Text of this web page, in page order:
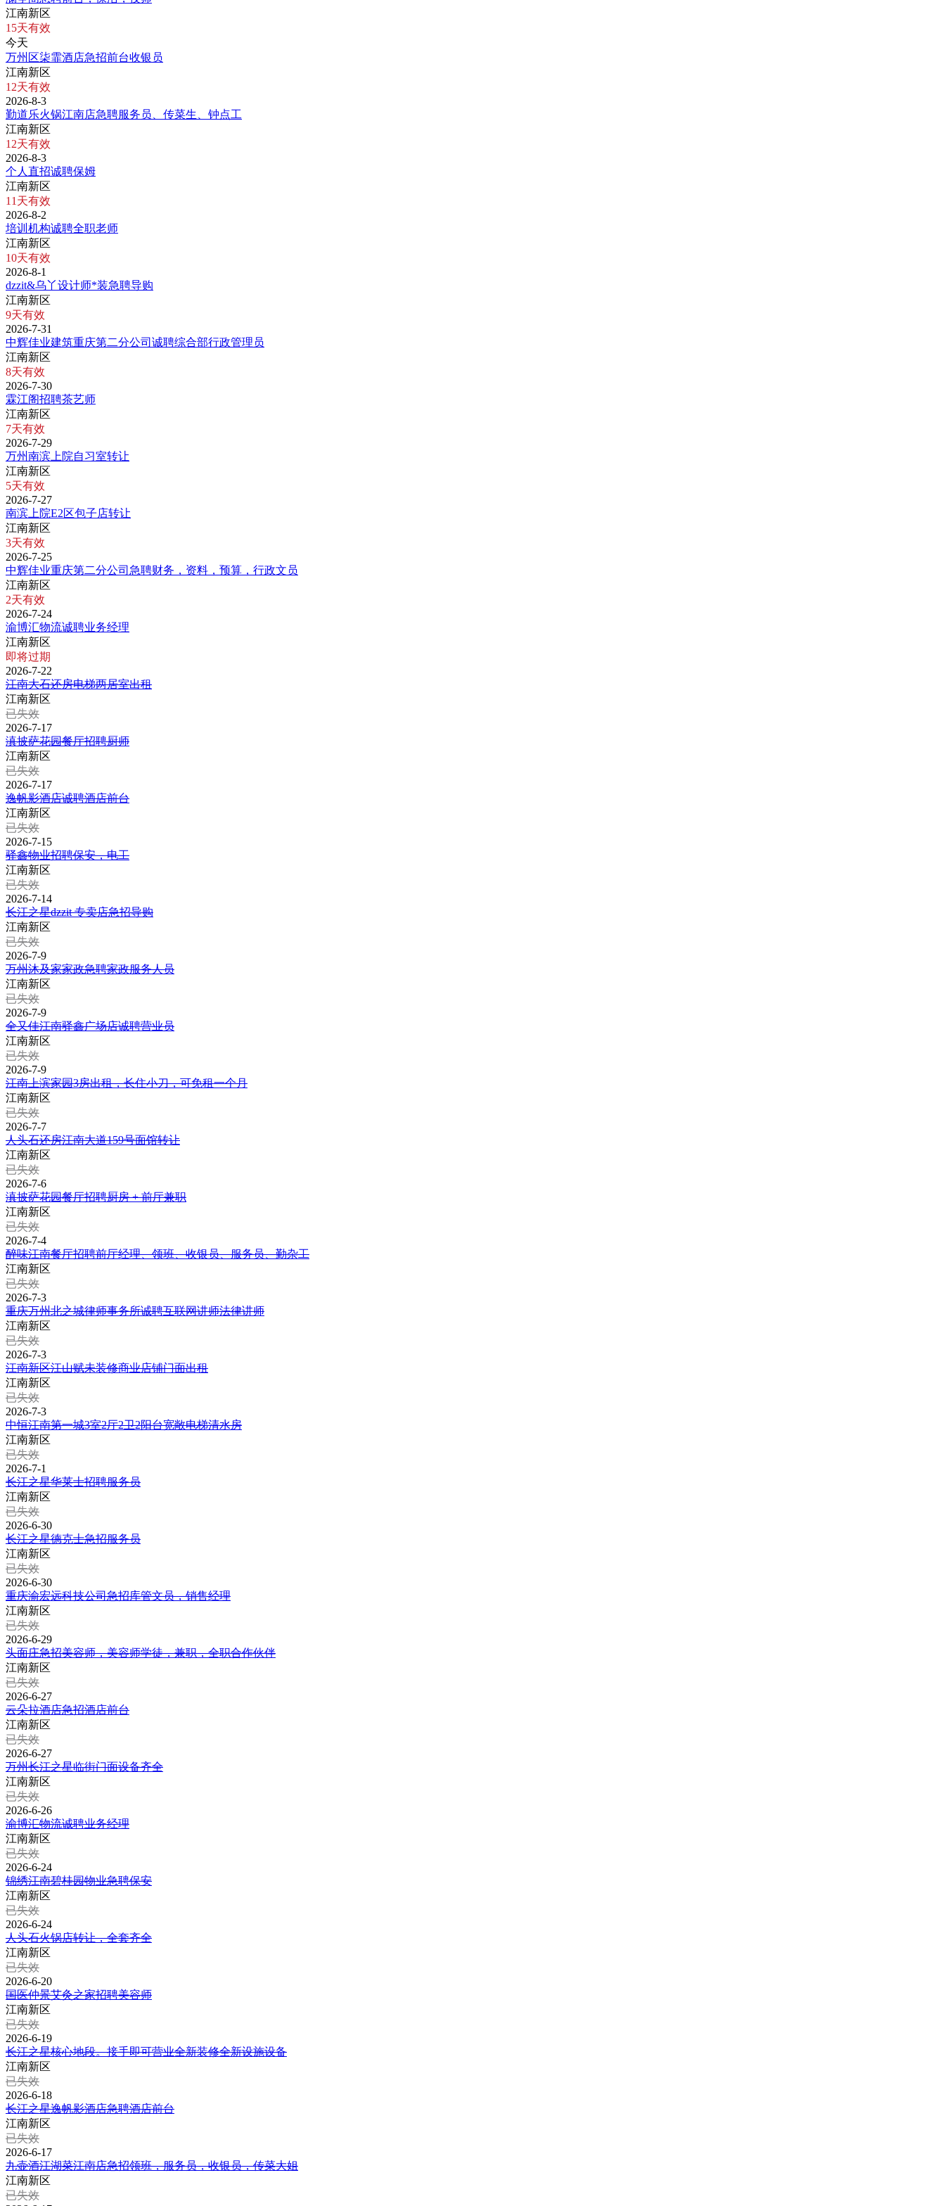
江南新区
15天有效
今天
万州区柒霏酒店急招前台收银员
江南新区
12天有效
2026-8-3
勤道乐火锅江南店急聘服务员、传菜生、钟点工
江南新区
12天有效
2026-8-3
个人直招诚聘保姆
江南新区
11天有效
2026-8-2
培训机构诚聘全职老师
江南新区
10天有效
2026-8-1
dzzit&乌丫设计师*装急聘导购
江南新区
9天有效
2026-7-31
中辉佳业建筑重庆第二分公司诚聘综合部行政管理员
江南新区
8天有效
2026-7-30
霖江阁招聘茶艺师
江南新区
7天有效
2026-7-29
万州南滨上院自习室转让
江南新区
5天有效
2026-7-27
南滨上院E2区包子店转让
江南新区
3天有效
2026-7-25
中辉佳业重庆第二分公司急聘财务，资料，预算，行政文员
江南新区
2天有效
2026-7-24
渝博汇物流诚聘业务经理
江南新区
即将过期
2026-7-22
江南大石还房电梯两居室出租
江南新区
已失效
2026-7-17
滇披萨花园餐厅招聘厨师
江南新区
已失效
2026-7-17
逸帆影酒店诚聘酒店前台
江南新区
已失效
2026-7-15
驿鑫物业招聘保安，电工
江南新区
已失效
2026-7-14
长江之星dzzit 专卖店急招导购
江南新区
已失效
2026-7-9
万州沐及家家政急聘家政服务人员
江南新区
已失效
2026-7-9
全又佳江南驿鑫广场店诚聘营业员
江南新区
已失效
2026-7-9
江南上滨家园3房出租，长住小刀，可免租一个月
江南新区
已失效
2026-7-7
人头石还房江南大道159号面馆转让
江南新区
已失效
2026-7-6
滇披萨花园餐厅招聘厨房 + 前厅兼职
江南新区
已失效
2026-7-4
醉味江南餐厅招聘前厅经理、领班、收银员、服务员、勤杂工
江南新区
已失效
2026-7-3
重庆万州北之城律师事务所诚聘互联网讲师法律讲师
江南新区
已失效
2026-7-3
江南新区江山赋未装修商业店铺门面出租
江南新区
已失效
2026-7-3
中恒江南第一城3室2厅2卫2阳台宽敞电梯清水房
江南新区
已失效
2026-7-1
长江之星华莱士招聘服务员
江南新区
已失效
2026-6-30
长江之星德克士急招服务员
江南新区
已失效
2026-6-30
重庆渝宏远科技公司急招库管文员，销售经理
江南新区
已失效
2026-6-29
头面庄急招美容师，美容师学徒，兼职，全职合作伙伴
江南新区
已失效
2026-6-27
云朵拉酒店急招酒店前台
江南新区
已失效
2026-6-27
万州长江之星临街门面设备齐全
江南新区
已失效
2026-6-26
渝博汇物流诚聘业务经理
江南新区
已失效
2026-6-24
锦绣江南碧桂园物业急聘保安
江南新区
已失效
2026-6-24
人头石火锅店转让，全套齐全
江南新区
已失效
2026-6-20
国医仲景艾灸之家招聘美容师
江南新区
已失效
2026-6-19
长江之星核心地段。接手即可营业全新装修全新设施设备
江南新区
已失效
2026-6-18
长江之星逸帆影酒店急聘酒店前台
江南新区
已失效
2026-6-17
九壶酒江湖菜江南店急招领班，服务员，收银员，传菜大姐
江南新区
已失效